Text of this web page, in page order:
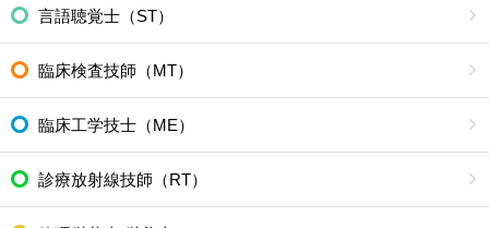
言語聴覚士（ST）
臨床検査技師（MT）
臨床工学技士（ME）
診療放射線技師（RT）